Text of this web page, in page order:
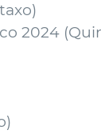
)
2024 (
)